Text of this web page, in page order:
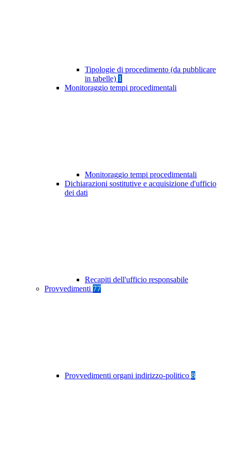
Tipologie di procedimento (da pubblicare
in tabelle) 1
Monitoraggio tempi procedimentali
Monitoraggio tempi procedimentali
Dichiarazioni sostitutive e acquisizione d'ufficio
dei dati
Recapiti dell'ufficio responsabile
Provvedimenti 77
Provvedimenti organi indirizzo-politico 8